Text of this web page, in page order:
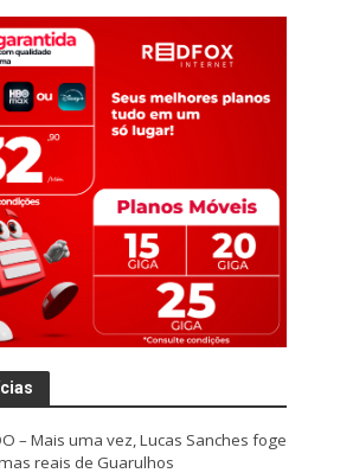
– Mais uma vez, Lucas Sanches foge
reais de Guarulhos